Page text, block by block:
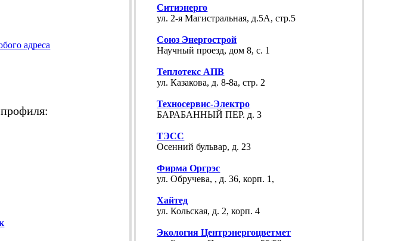
адреса
Ситиэнерго
ул. 2-я Магистральная, д.5А, стр.5
Союз Энергострой
Научный проезд, дом 8, с. 1
Теплотекс АПВ
ул. Казакова, д. 8-8а, стр. 2
Техносервис-Электро
БАРАБАННЫЙ ПЕР. д. 3
ТЭСС
Осенний бульвар, д. 23
Фирма Оргрэс
ул. Обручева, , д. 36, корп. 1,
Хайтед
ул. Кольская, д. 2, корп. 4
Экология Центрэнергоцветмет